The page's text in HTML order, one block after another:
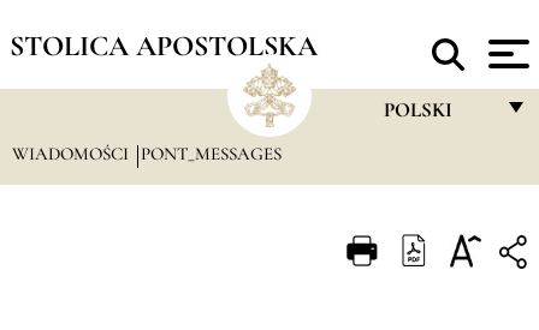
STOLICA APOSTOLSKA
POLSKI
ITALIANO
WIADOMOŚCI PONT_MESSAGES